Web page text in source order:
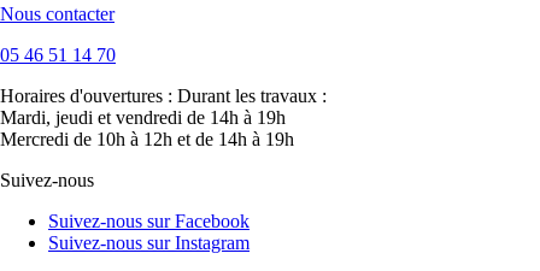
Nous contacter
05 46 51 14 70
Horaires d'ouvertures : Durant les travaux :
Mardi, jeudi et vendredi de 14h à 19h
Mercredi de 10h à 12h et de 14h à 19h
Suivez-nous
Suivez-nous sur Facebook
Suivez-nous sur Instagram